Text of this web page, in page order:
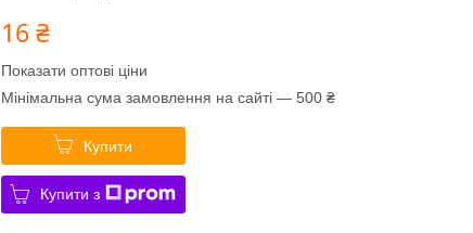
16 ₴
Показати оптові ціни
Мінімальна сума замовлення на сайті — 500 ₴
Купити
Купити з